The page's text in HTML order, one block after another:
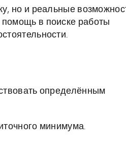
но и реальные
в поиске работы
определённым
минимума.